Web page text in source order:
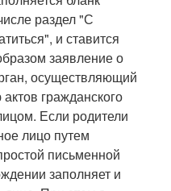
раздел "С
и ставится
заявление о
осуществляющий
гражданского
Если родители
лицо путем
письменной
заполняет и